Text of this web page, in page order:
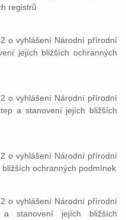
registrů
o vyhlášení Národní přírodní
jejích bližších ochranných
o vyhlášení Národní přírodní
a stanovení jejích bližších
o vyhlášení Národní přírodní
ochranných podmínek
o vyhlášení Národní přírodní
a stanovení jejích bližších